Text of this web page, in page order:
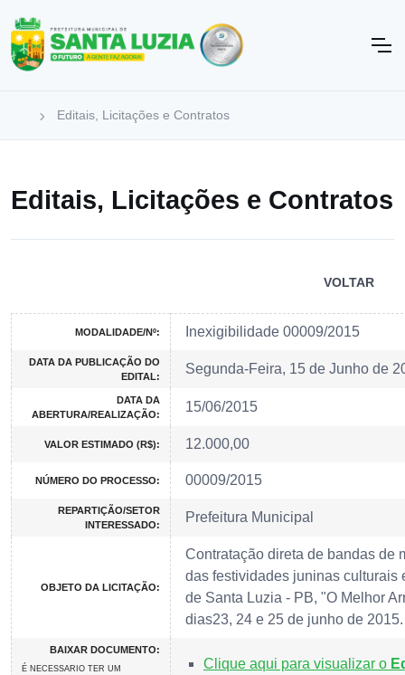
Editais, Licitações e Contratos
Editais, Licitações e Contratos
VOLTAR
MODALIDADE/Nº: Inexigibilidade 00009/2015
DATA DA PUBLICAÇÃO DO
EDITAL:
Segunda-Feira, 15 de Junho de
DATA DA
ABERTURA/REALIZAÇÃO:
15/06/2015
VALOR ESTIMADO (R$): 12.000,00
NÚMERO DO PROCESSO: 00009/2015
REPARTIÇÃO/SETOR
INTERESSADO:
Prefeitura Municipal
OBJETO DA LICITAÇÃO:
Contratação direta de bandas de
das festividades juninas culturais
de Santa Luzia - PB, "O Melhor
dias23, 24 e 25 de junho de 2015.
BAIXAR DOCUMENTO:
É NECESSARIO TER UM
Clique aqui para visualizar o